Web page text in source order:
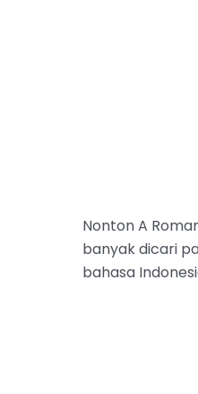
Nonton A
banyak dicari
bahasa